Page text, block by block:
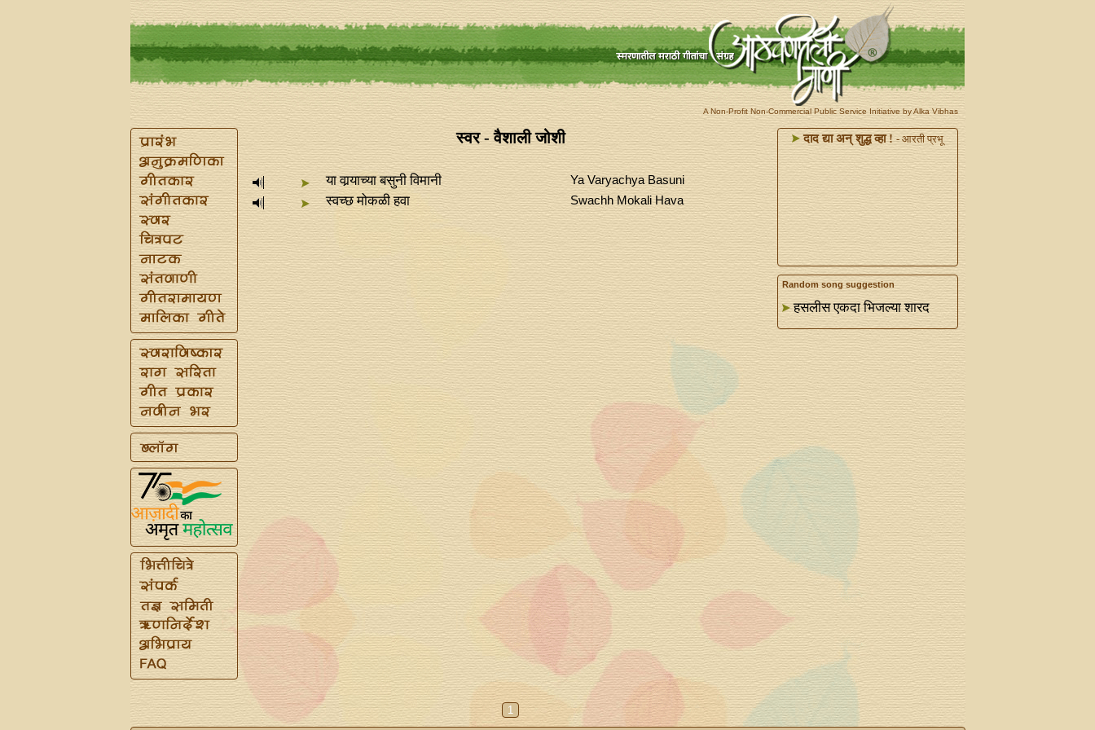
A Non-Profit Non-Commercial Public Service Initiative by Alka Vibhas
स्वर - वैशाली जोशी
या वार्‍याच्या बसुनी विमानी Ya Varyachya Basuni
स्वच्छ मोकळी हवा Swachh Mokali Hava
दाद द्या अन्‌ शुद्ध व्हा ! - आरती प्रभू
Random song suggestion
हसलीस एकदा भिजल्या शारद